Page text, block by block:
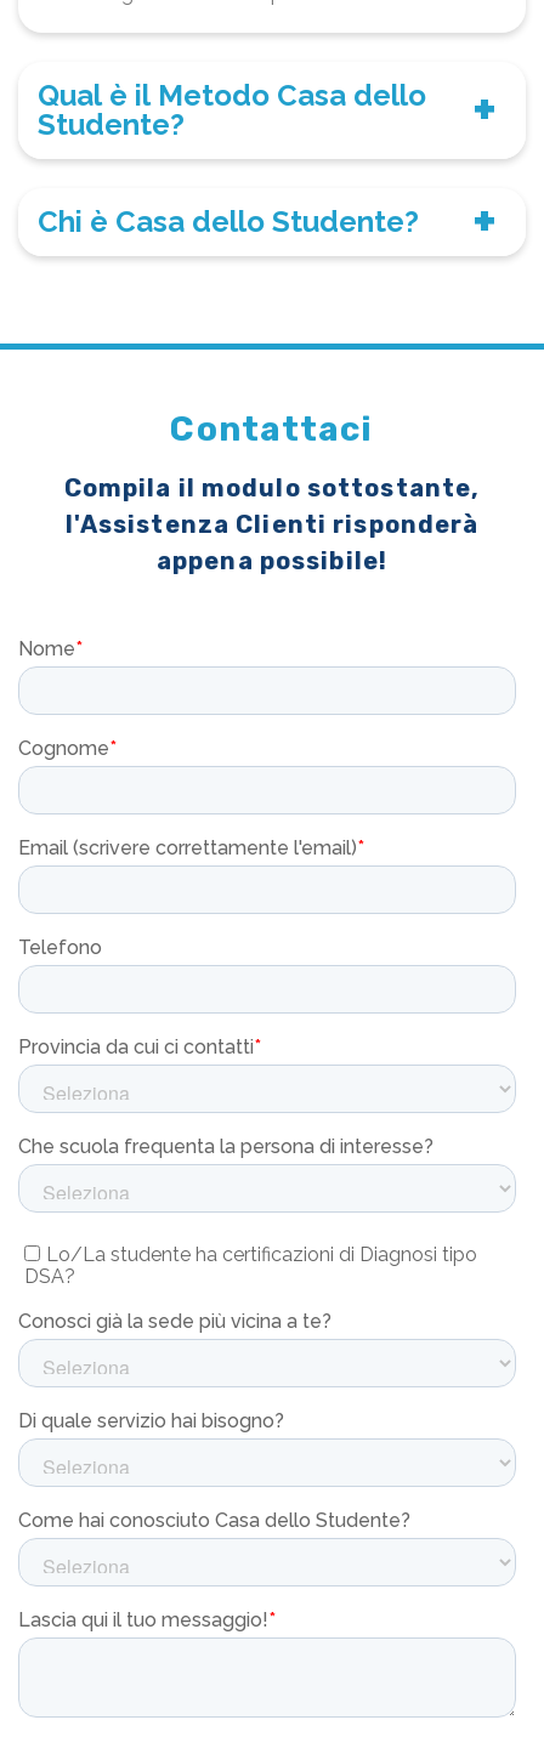
Qual è il Metodo Casa dello
Studente?
Chi è Casa dello Studente?
Contattaci
Compila il modulo sottostante,
l'Assistenza Clienti risponderà
appena possibile!